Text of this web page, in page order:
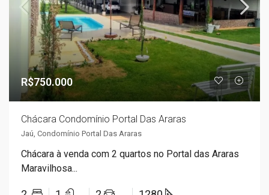
R$750.000
Chácara Condomínio Portal Das Araras
Jaú, Condomínio Portal Das Araras
Chácara à venda com 2 quartos no Portal das Araras
Maravilhosa...